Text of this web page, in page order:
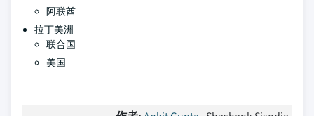
阿联酋
拉丁美洲
联合国
美国